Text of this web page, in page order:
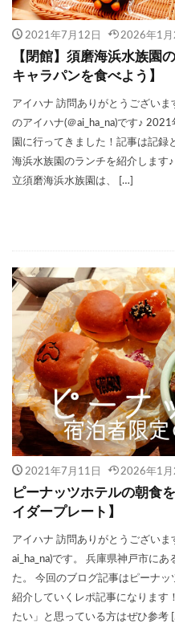
2021年7月12日 2026年1月
【閉館】須磨海浜水族園
キャラパンを食べよう】
アイハナ 訪問ありがとうござい
のアイハナ(＠ai_ha_na)です♪
園に行ってきました！記事は記録
海浜水族園のランチを紹介します
立須磨海浜水族園は、 […]
2021年7月11日 2026年1月
ピーナッツホテルの朝食
イダープレート】
アイハナ 訪問ありがとうござい
ai_ha_na)です。 兵庫県神戸市に
た。 今回のブログ記事はピーナ
紹介していくレポ記事になります
たい」と思っている方はぜひ参考